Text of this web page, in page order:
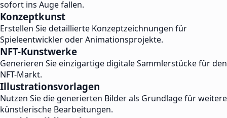
sofort ins Auge fallen.
Konzeptkunst
Erstellen Sie detaillierte Konzeptzeichnungen für
Spieleentwickler oder Animationsprojekte.
NFT-Kunstwerke
Generieren Sie einzigartige digitale Sammlerstücke für den
NFT-Markt.
Illustrationsvorlagen
Nutzen Sie die generierten Bilder als Grundlage für weitere
künstlerische Bearbeitungen.